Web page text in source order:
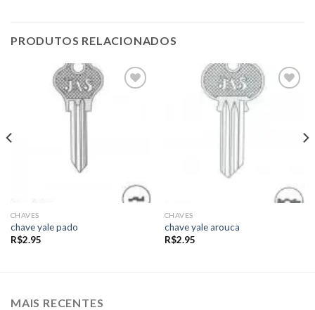
PRODUTOS RELACIONADOS
CHAVES
chave yale pado
R$2.95
CHAVES
chave yale arouca
R$2.95
MAIS RECENTES